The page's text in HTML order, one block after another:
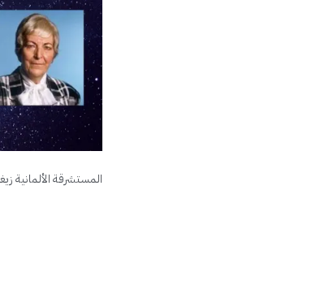
المستشرقة الألمانية